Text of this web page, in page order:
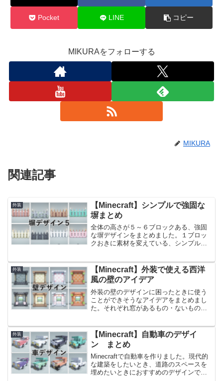
Pocket LINE コピー
MIKURAをフォローする
MIKURA
関連記事
外装
【Minecraft】シンプルで強固な
塀まとめ
全体の高さが５～６ブロックある、強固
な塀デザインをまとめました。１ブロッ
クおきに素材を変えている、シンプルな
にアレンジしやすいデザインだと思いま
す。Youtubeにて動...
外装
【Minecraft】外装で使える西洋
風の壁のアイデア
外装の壁のデザインに困ったときに使う
ことができそうなアイデアをまとめまし
た。それぞれ窓があるもの・ないものを
していただけたら嬉しいです。窓がある
壁・ない壁をそれぞれご...
外装
【Minecraft】自動車のデザイ
ン まとめ
Minecraftで自動車を作りました。現代的
な建築をしたいとき、道路のスペースを
埋めたいときにおすすめのデザインで